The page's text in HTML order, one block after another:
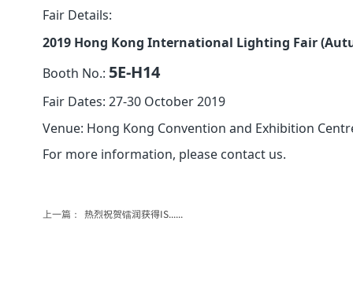
Fair Details:
2019 Hong Kong International Lighting Fair
Booth No.: 5E-H14
Fair Dates: 27-30 October 2019
Venue: Hong Kong Convention and Exhibition
For more information, please contact us.
上一篇： 热烈祝贺镭润获得IS......